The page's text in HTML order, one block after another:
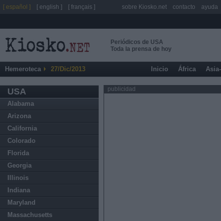
Periódicos de USA
Toda la prensa de hoy
Hemeroteca 27/Dic/2013 Inicio África
USA
Alabama
Arizona
California
Colorado
Florida
Georgia
Illinois
Indiana
Maryland
Massachusetts
publicidad
[ español ] [ english ] [ français ] sobre Kiosko.net contacto ayuda